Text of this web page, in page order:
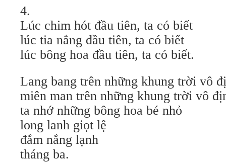
4.
Lúc chim hót đầu tiên, ta có biết
lúc tia nắng đầu tiên, ta có biết
lúc bông hoa đầu tiên, ta có biết.
Lang bang trên những khung trời vô
miên man trên những khung trời vô
ta nhớ những bông hoa bé nhỏ
long lanh giọt lệ
đắm nắng lạnh
tháng ba.